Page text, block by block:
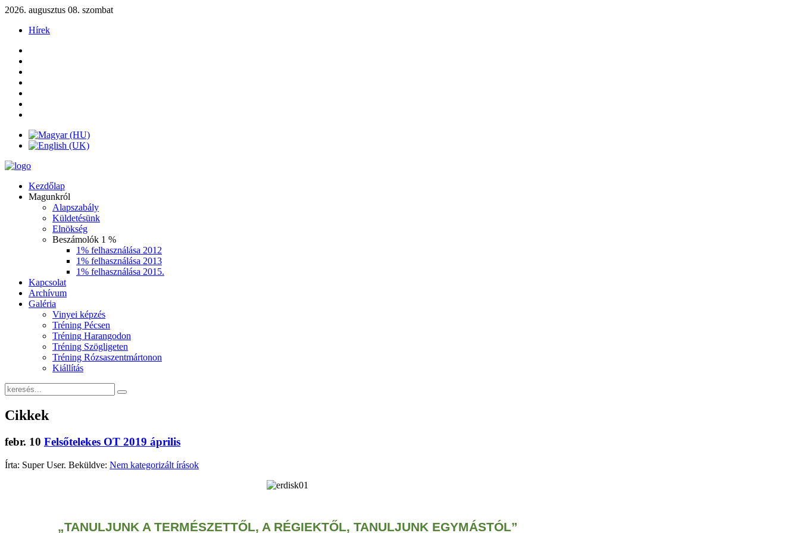
2026. augusztus 08. szombat
Hírek
Kezdőlap
Magunkról
Alapszabály
Küldetésünk
Elnökség
Beszámolók 1 %
1% felhasználása 2012
1% felhasználása 2013
1% felhasználása 2015.
Kapcsolat
Archívum
Galéria
Vinyei képzés
Tréning Pécsen
Tréning Harangodon
Tréning Szögligeten
Tréning Rózsaszentmártonon
Kiállítás
Cikkek
febr. 10 Felsőtelekes OT 2019 április
Írta: Super User. Beküldve: Nem kategorizált írások
„TANULJUNK A TERMÉSZETTŐL, A RÉGIEKTŐL, TANULJUNK EGYMÁSTÓL”